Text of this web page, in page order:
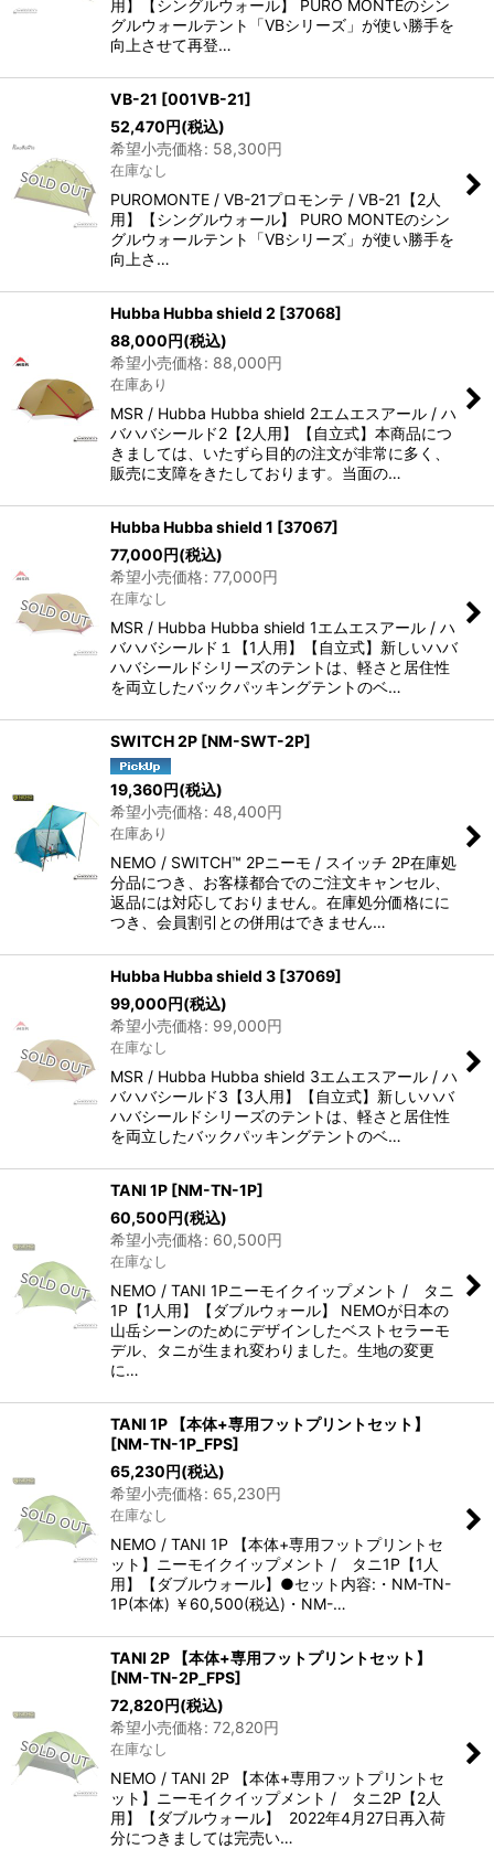
用】【シングルウォール】 PURO MONTEのシン
グルウォールテント「VBシリーズ」が使い勝手を
向上させて再登…
VB-21 [001VB-21]
52,470円(税込)
希望小売価格: 58,300円
在庫なし
PUROMONTE / VB-21プロモンテ / VB-21【2人
用】【シングルウォール】 PURO MONTEのシン
グルウォールテント「VBシリーズ」が使い勝手を
向上さ…
Hubba Hubba shield 2 [37068]
88,000円(税込)
希望小売価格: 88,000円
在庫あり
MSR / Hubba Hubba shield 2エムエスアール / ハ
バハバシールド2【2人用】【自立式】本商品につ
きましては、いたずら目的の注文が非常に多く、
販売に支障をきたしております。当面の…
Hubba Hubba shield 1 [37067]
77,000円(税込)
希望小売価格: 77,000円
在庫なし
MSR / Hubba Hubba shield 1エムエスアール / ハ
バハバシールド１【1人用】【自立式】新しいハバ
ハバシールドシリーズのテントは、軽さと居住性
を両立したバックパッキングテントのベ…
SWITCH 2P [NM-SWT-2P]
19,360円(税込)
希望小売価格: 48,400円
在庫あり
NEMO / SWITCH™ 2Pニーモ / スイッチ 2P在庫処
分品につき、お客様都合でのご注文キャンセル、
返品には対応しておりません。在庫処分価格にに
つき、会員割引との併用はできません…
Hubba Hubba shield 3 [37069]
99,000円(税込)
希望小売価格: 99,000円
在庫なし
MSR / Hubba Hubba shield 3エムエスアール / ハ
バハバシールド3【3人用】【自立式】新しいハバ
ハバシールドシリーズのテントは、軽さと居住性
を両立したバックパッキングテントのベ…
TANI 1P [NM-TN-1P]
60,500円(税込)
希望小売価格: 60,500円
在庫なし
NEMO / TANI 1Pニーモイクイップメント / タニ
1P【1人用】【ダブルウォール】 NEMOが日本の
山岳シーンのためにデザインしたベストセラーモ
デル、タニが生まれ変わりました。生地の変更
に…
TANI 1P 【本体+専用フットプリントセット】
[NM-TN-1P_FPS]
65,230円(税込)
希望小売価格: 65,230円
在庫なし
NEMO / TANI 1P 【本体+専用フットプリントセ
ット】ニーモイクイップメント / タニ1P【1人
用】【ダブルウォール】●セット内容:・NM-TN-
1P(本体) ￥60,500(税込)・NM-…
TANI 2P 【本体+専用フットプリントセット】
[NM-TN-2P_FPS]
72,820円(税込)
希望小売価格: 72,820円
在庫なし
NEMO / TANI 2P 【本体+専用フットプリントセ
ット】ニーモイクイップメント / タニ2P【2人
用】【ダブルウォール】 2022年4月27日再入荷
分につきましては完売い…